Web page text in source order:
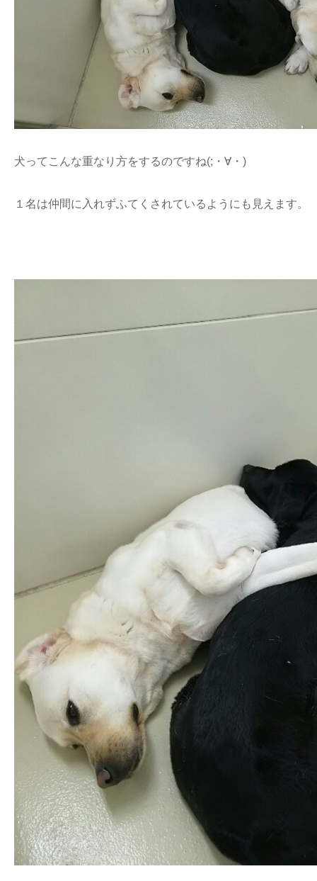
犬ってこんな重なり方をするのですね(;・∀・)
１名は仲間に入れずふてくされているようにも見えます。